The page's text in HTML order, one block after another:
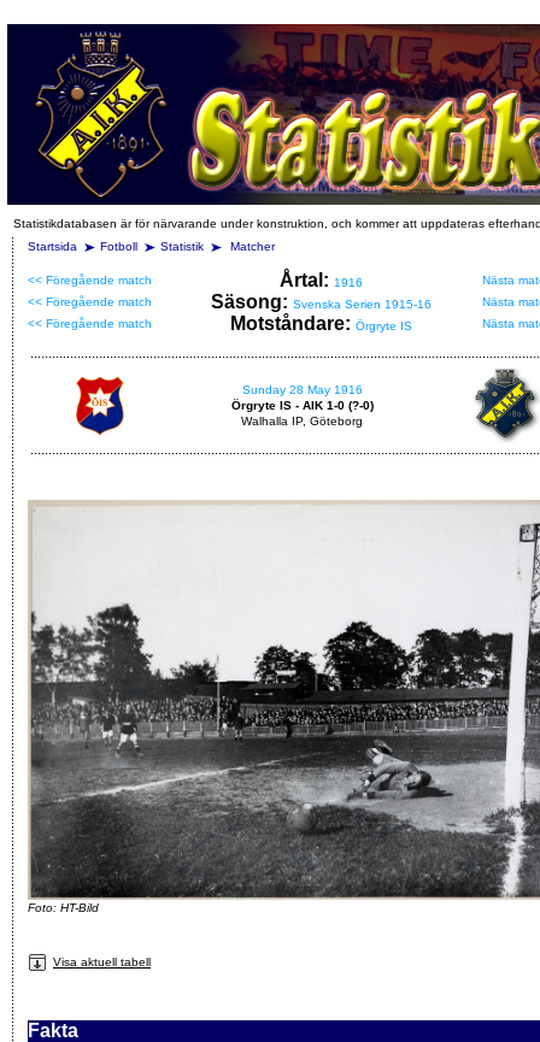
Statistikdatabasen är för närvarande under konstruktion, och kommer att uppdateras
Startsida
Fotboll Statistik Matcher
<< Föregående match Årtal: 1916
Nästa
<< Föregående match
Säsong: Svenska Serien 1915-16
Nästa
<< Föregående match
Motståndare: Örgryte IS Nästa
Sunday 28 May 1916
Örgryte IS - AIK 1-0 (?-0)
Walhalla IP, Göteborg
Foto: HT-Bild
Visa aktuell tabell
Fakta